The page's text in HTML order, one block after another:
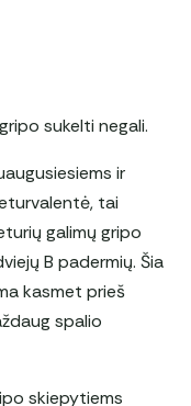
sukelti negali.
ir
tai
galimų gripo
B padermių. Šia
kasmet prieš
spalio
skiepytiems